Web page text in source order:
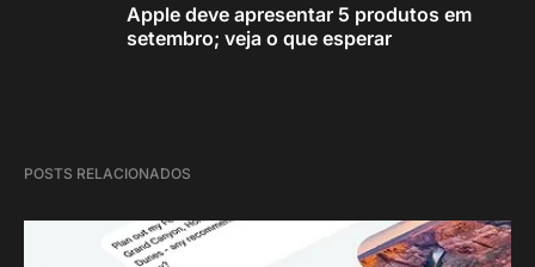
Apple deve apresentar 5 produtos em
setembro; veja o que esperar
POSTS RELACIONADOS